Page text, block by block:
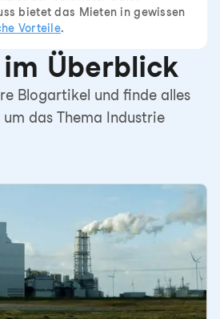
bietet das Mieten in gewissen
Vorteile.
Überblick
Blogartikel und finde alles
das Thema Industrie